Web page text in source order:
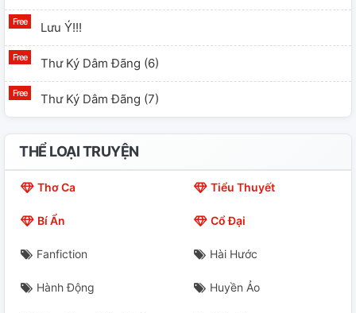
Lưu Ý!!!
Thư Ký Dâm Đãng (6)
Thư Ký Dâm Đãng (7)
THỂ LOẠI TRUYỆN
Thơ Ca Tiểu Thuyết
Bí Ẩn Cổ Đại
Fanfiction Hài Hước
Hành Động Huyền Ảo